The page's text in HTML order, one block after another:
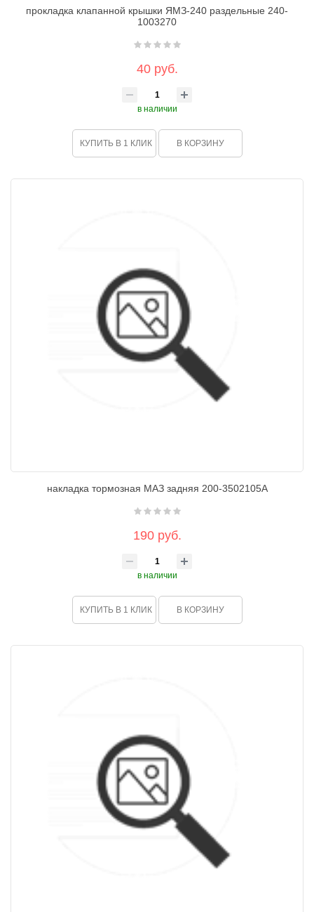
прокладка клапанной крышки ЯМЗ-240 раздельные 240-
1003270
40 руб.
в наличии
КУПИТЬ В 1 КЛИК В КОРЗИНУ
накладка тормозная МАЗ задняя 200-3502105А
190 руб.
в наличии
КУПИТЬ В 1 КЛИК В КОРЗИНУ